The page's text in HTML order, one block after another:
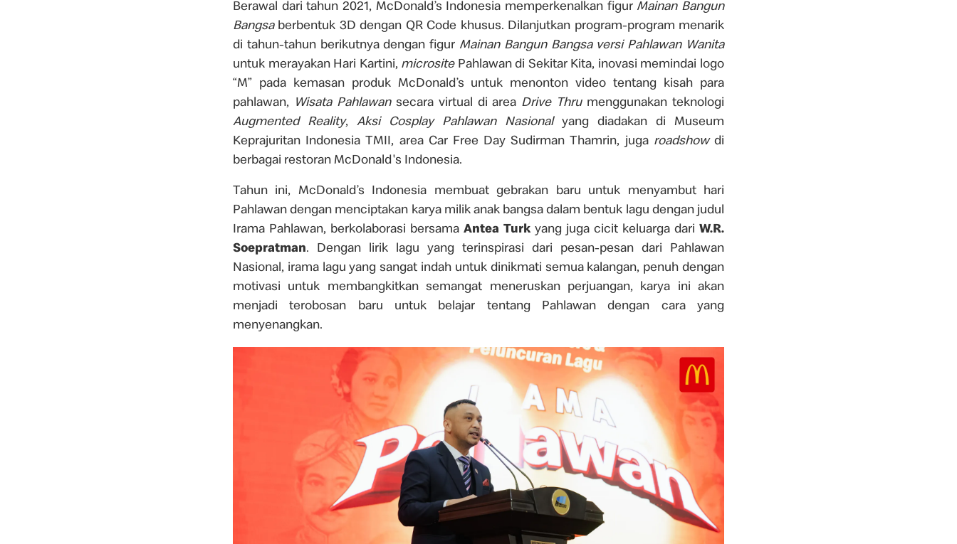
Berawal dari tahun 2021, McDonald’s Indonesia memperkenalkan figur Mainan Bangun
Bangsaberbentuk 3D dengan QR Code khusus. Dilanjutkan program-program menarik
di tahun-tahun berikutnya dengan figur Mainan Bangun Bangsa versi Pahlawan Wanita
untuk merayakan Hari Kartini, micrositePahlawan di Sekitar Kita, inovasi memindai logo
“M” pada kemasan produk McDonald’s untuk menonton video tentang kisah para
pahlawan, Wisata Pahlawansecara virtual di area Drive Thrumenggunakan teknologi
Augmented Reality, Aksi Cosplay Pahlawan Nasionalyang diadakan di Museum
Keprajuritan Indonesia TMII, area Car Free Day Sudirman Thamrin, juga roadshowdi
berbagai restoran McDonald's Indonesia.
Tahun ini, McDonald’s Indonesia membuat gebrakan baru untuk menyambut hari
Pahlawan dengan menciptakan karya milik anak bangsa dalam bentuk lagu dengan judul
Irama Pahlawan, berkolaborasi bersama Antea Turk yang juga cicit keluarga dari W.R.
Soepratman. Dengan lirik lagu yang terinspirasi dari pesan-pesan dari Pahlawan
Nasional, irama lagu yang sangat indah untuk dinikmati semua kalangan, penuh dengan
motivasi untuk membangkitkan semangat meneruskan perjuangan, karya ini akan
menjadi terobosan baru untuk belajar tentang Pahlawan dengan cara yang
menyenangkan.